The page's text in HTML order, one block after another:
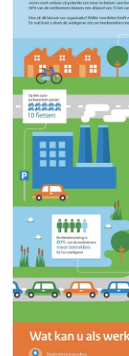
goed voor
extra
fietsroutes en
Samen met
uitdaging aan.
Meer